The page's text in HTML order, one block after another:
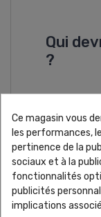
Qui
?
Il est
aussi
exigeants.
Est-il
Ce magasin vous
les performances,
pertinence de la
sociaux et à la
fonctionnalités
publicités
implications